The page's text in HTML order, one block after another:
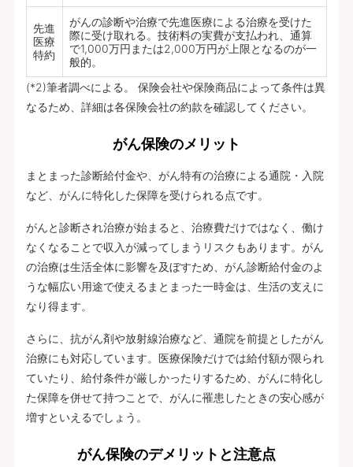
先進
医療
特約
がんの診断や治療で先進医療による治療を受けた
際に受け取れる。技術料の実費が支払われ、通算
で1,000万円または2,000万円が上限となるのが一
般的。
(*2)筆者調べによる。 保険会社や保険商品によって条件は異
なるため、詳細は各保険会社の約款を確認してください。
がん保険のメリット
まとまった診断給付金や、がん特有の治療による通院・入院
など、がんに特化した保障を受けられる点です。
がんと診断され治療が始まると、治療費だけではなく、働け
なくなることで収入が減ってしまうリスクもあります。がん
の治療は生活全体に影響を及ぼすため、がん診断給付金のよ
うな幅広い用途で使えるまとまった一時金は、生活の支えに
なり得ます。
さらに、抗がん剤や放射線治療など、通院を前提としたがん
治療にも対応しています。医療保険だけでは給付額が限られ
ていたり、給付条件が厳しかったりするため、がんに特化し
た保障を併せて持つことで、がんに罹患したときの安心感が
増すといえるでしょう。
がん保険のデメリットと注意点